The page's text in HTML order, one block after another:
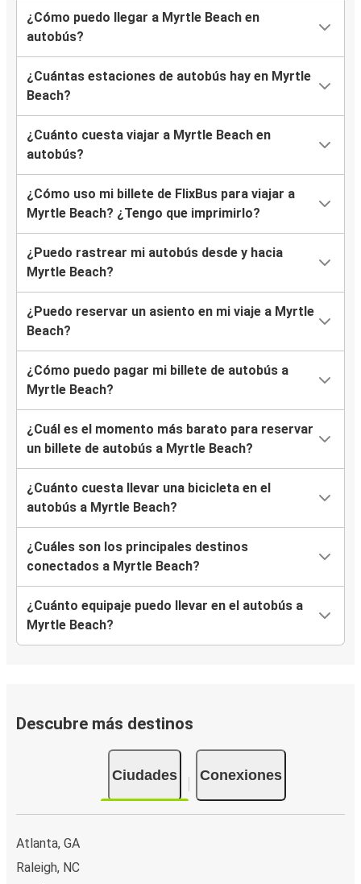
¿Cómo puedo llegar a Myrtle Beach en
autobús?
¿Cuántas estaciones de autobús hay en Myrtle
Beach?
¿Cuánto cuesta viajar a Myrtle Beach en
autobús?
¿Cómo uso mi billete de FlixBus para viajar a
Myrtle Beach? ¿Tengo que imprimirlo?
¿Puedo rastrear mi autobús desde y hacia
Myrtle Beach?
¿Puedo reservar un asiento en mi viaje a Myrtle
Beach?
¿Cómo puedo pagar mi billete de autobús a
Myrtle Beach?
¿Cuál es el momento más barato para reservar
un billete de autobús a Myrtle Beach?
¿Cuánto cuesta llevar una bicicleta en el
autobús a Myrtle Beach?
¿Cuáles son los principales destinos
conectados a Myrtle Beach?
¿Cuánto equipaje puedo llevar en el autobús a
Myrtle Beach?
Descubre más destinos
Ciudades Conexiones
Atlanta, GA
Raleigh, NC